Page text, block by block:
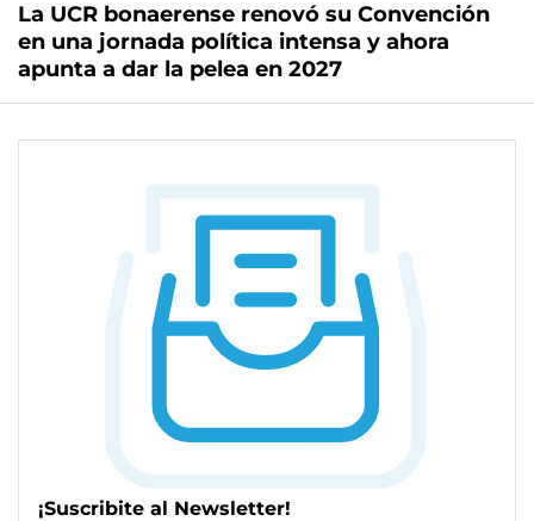
La UCR bonaerense renovó su Convención
en una jornada política intensa y ahora
apunta a dar la pelea en 2027
¡Suscribite al Newsletter!